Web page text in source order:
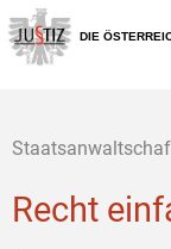
Zur
Hauptnavigation
[1]
Zum
Inhalt
[2]
Zum
Untermenü
[3]
DIE
Recht